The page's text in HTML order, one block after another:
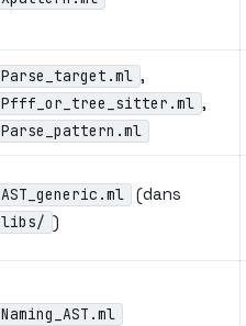
Parse_target.ml ,
Pfff_or_tree_sitter.ml ,
Parse_pattern.ml
AST_generic.ml (dans
libs/ )
Naming_AST.ml